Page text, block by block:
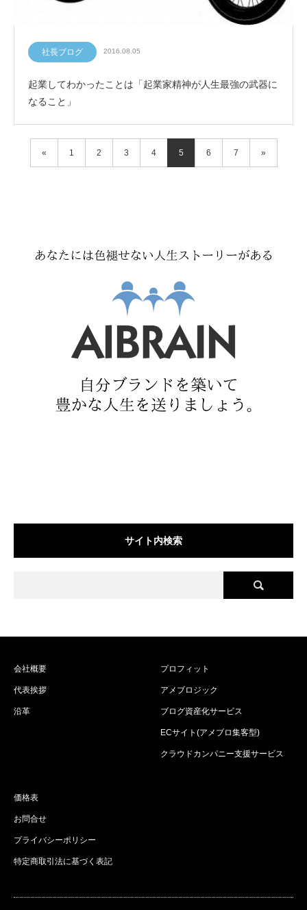
社長ブログ 2016.08.05
起業してわかったことは「起業家精神が人生最強の武器に
なること」
« 1 2 3 4 5 6 7 »
サイト内検索
会社概要
代表挨拶
沿革
プロフィット
アメブロジック
ブログ資産化サービス
ECサイト(アメブロ集客型)
クラウドカンパニー支援サービス
価格表
お問合せ
プライバシーポリシー
特定商取引法に基づく表記